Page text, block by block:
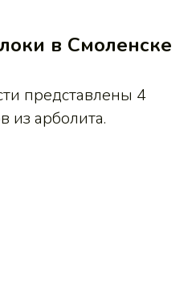
в Смоленске
представлены 4
из арболита.